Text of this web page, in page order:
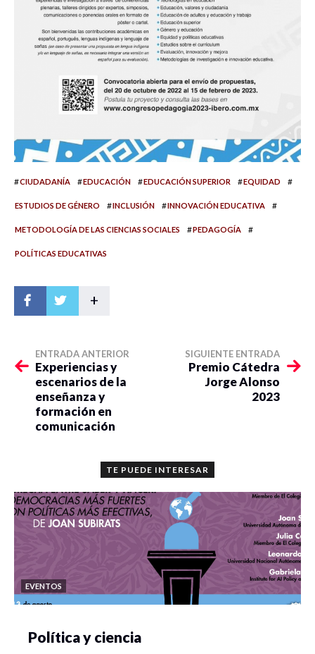
#CIUDADANÍA #EDUCACIÓN #EDUCACIÓN SUPERIOR #EQUIDAD #
ESTUDIOS DE GÉNERO #INCLUSIÓN #INNOVACIÓN EDUCATIVA #
METODOLOGÍA DE LAS CIENCIAS SOCIALES #PEDAGOGÍA #
POLÍTICAS EDUCATIVAS
+
ENTRADA ANTERIOR
Experiencias y
escenarios de la
enseñanza y
formación en
comunicación
SIGUIENTE ENTRADA
Premio Cátedra
Jorge Alonso
2023
TE PUEDE INTERESAR
EVENTOS
Política y ciencia